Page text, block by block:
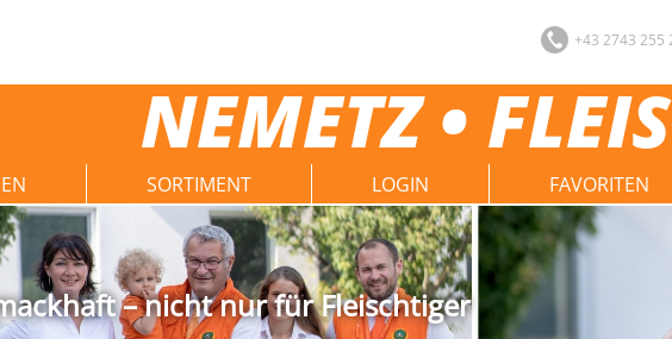
NEMETZ •
+43 2743 255
SORTIMENT LOGIN FAVORITEN
– nicht nur für Fleischtiger